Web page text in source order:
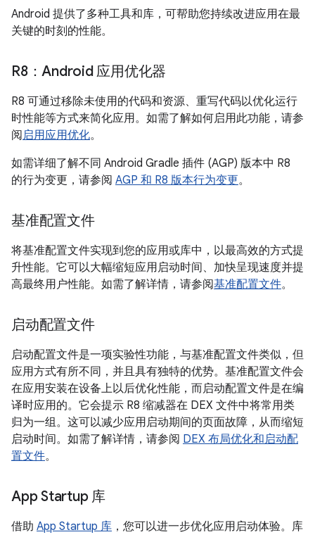
Android 提供了多种工具和库，可帮助您持续改进应用在最
关键的时刻的性能。
R8：Android 应用优化器
R8 可通过移除未使用的代码和资源、重写代码以优化运行
时性能等方式来简化应用。如需了解如何启用此功能，请参
阅启用应用优化。
如需详细了解不同 Android Gradle 插件 (AGP) 版本中 R8
的行为变更，请参阅 AGP 和 R8 版本行为变更。
基准配置文件
将基准配置文件实现到您的应用或库中，以最高效的方式提
升性能。它可以大幅缩短应用启动时间、加快呈现速度并提
高最终用户性能。如需了解详情，请参阅基准配置文件。
启动配置文件
启动配置文件是一项实验性功能，与基准配置文件类似，但
应用方式有所不同，并且具有独特的优势。基准配置文件会
在应用安装在设备上以后优化性能，而启动配置文件是在编
译时应用的。它会提示 R8 缩减器在 DEX 文件中将常用类
归为一组。这可以减少应用启动期间的页面故障，从而缩短
启动时间。如需了解详情，请参阅 DEX 布局优化和启动配
置文件。
App Startup 库
借助 App Startup 库 ，您可以进一步优化应用启动体验。库